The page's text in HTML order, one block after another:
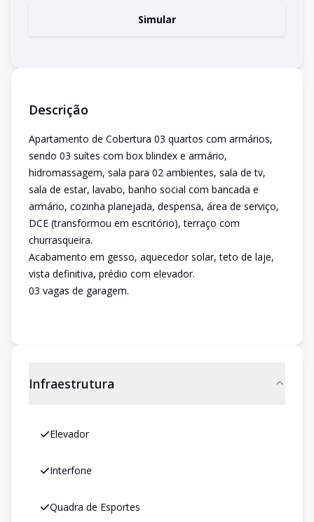
Simular
Descrição
Apartamento de Cobertura 03 quartos com armários,
sendo 03 suítes com box blindex e armário,
hidromassagem, sala para 02 ambientes, sala de tv,
sala de estar, lavabo, banho social com bancada e
armário, cozinha planejada, despensa, área de serviço,
DCE (transformou em escritório), terraço com
churrasqueira.
Acabamento em gesso, aquecedor solar, teto de laje,
vista definitiva, prédio com elevador.
03 vagas de garagem.
Infraestrutura
Elevador
Interfone
Quadra de Esportes